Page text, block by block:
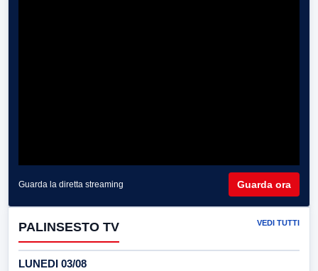
Guarda la diretta streaming Guarda ora
PALINSESTO TV VEDI TUTTI
LUNEDI 03/08